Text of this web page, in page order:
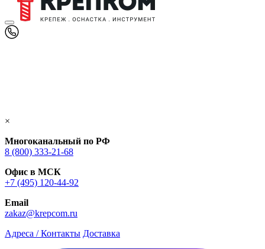
×
Многоканальный по РФ
8 (800) 333‑21-68
Офис в МСК
+7 (495) 120-44-92
Email
zakaz@krepcom.ru
Адреса / Контакты Доставка